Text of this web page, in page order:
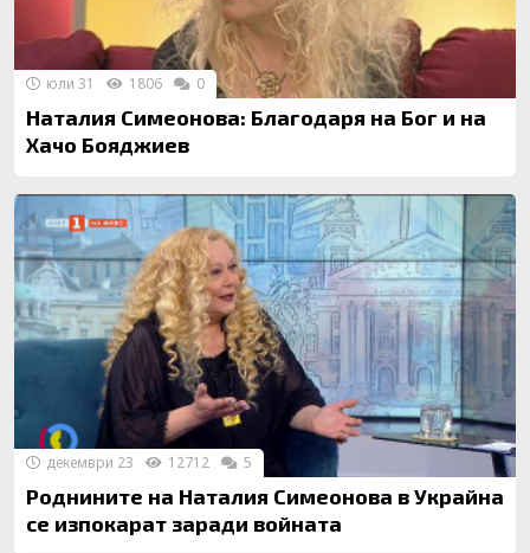
Наталия Симеонова: Благодаря на Бог и на
Хачо Бояджиев
юли 31 1806 0
Роднините на Наталия Симеонова в Украйна
се изпокарат заради войната
декември 23 12712 5